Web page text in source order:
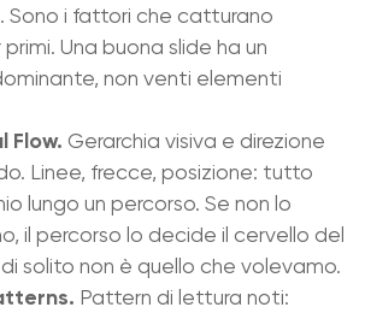
Sono i fattori che catturano
primi. Una buona slide ha un
non venti elementi
Flow. Gerarchia visiva e direzione
Linee, frecce, posizione: tutto
lungo un percorso. Se non lo
il percorso lo decide il cervello del
solito non è quello che volevamo.
Pattern di lettura noti: